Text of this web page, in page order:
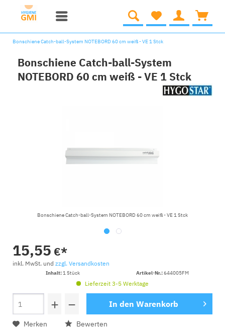
Bonschiene Catch-ball-System NOTEBORD 60 cm weiß - VE 1 Stck
Bonschiene Catch-ball-System
NOTEBORD 60 cm weiß - VE 1 Stck
Bonschiene Catch-ball-System NOTEBORD 60 cm weiß - VE 1 Stck
15,55 €*
inkl. MwSt. und zzgl. Versandkosten
Inhalt:1 Stück Artikel-Nr.:644005FM
Lieferzeit 3-5 Werktage
+ − In den Warenkorb
Merken Bewerten